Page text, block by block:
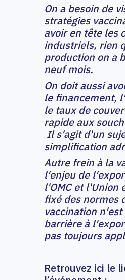
On a besoin de
stratégies
avoir en tête les
industriels, rien
production on a
neuf mois.
On doit aussi
le financement,
le taux de
rapide aux
Il s'agit d'un
simplification
Autre frein à la
l'enjeu de
l'OMC et l'Union
fixé des normes
vaccination n'est
barrière à
pas toujours
Retrouvez ici le